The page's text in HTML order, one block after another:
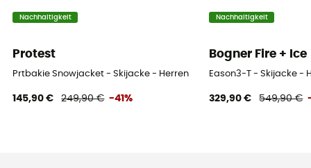
Nachhaltigkeit
Protest
Prtbakie Snowjacket - Skijacke - Herren
145,90 € 249,90 € -41%
Nachhaltigkeit
Bogner Fire + Ice
Eason3-T - Skijacke -
329,90 € 549,90 €